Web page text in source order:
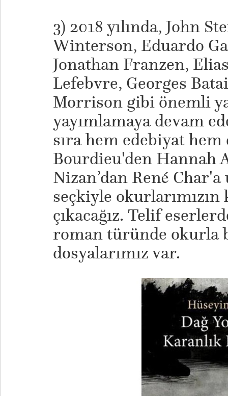
3) 2018 yılında, John
Winterson, Eduardo
Jonathan Franzen,
Lefebvre, Georges
Morrison gibi önemli
yayımlamaya devam
sıra hem edebiyat
Bourdieu'den Hannah
Nizan’dan René
seçkiyle okurlarımızın
çıkacağız. Telif
roman türünde okurla
dosyalarımız var.